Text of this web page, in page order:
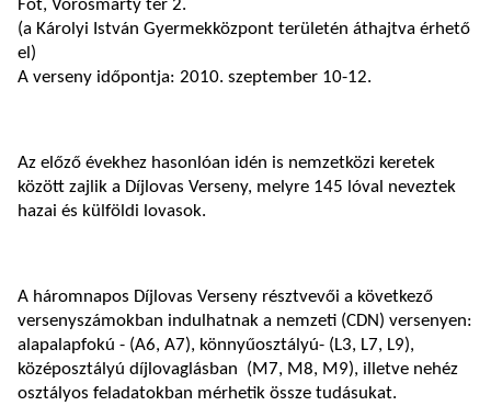
Fót, Vörösmarty tér 2.
(a Károlyi István Gyermekközpont területén áthajtva érhető
el)
A verseny időpontja: 2010. szeptember 10-12.
Az előző évekhez hasonlóan idén is nemzetközi keretek
között zajlik a Díjlovas Verseny, melyre 145 lóval neveztek
hazai és külföldi lovasok.
A háromnapos Díjlovas Verseny résztvevői a következő
versenyszámokban indulhatnak a nemzeti (CDN) versenyen:
alapalapfokú - (A6, A7), könnyűosztályú- (L3, L7, L9),
középosztályú díjlovaglásban (M7, M8, M9), illetve nehéz
osztályos feladatokban mérhetik össze tudásukat.